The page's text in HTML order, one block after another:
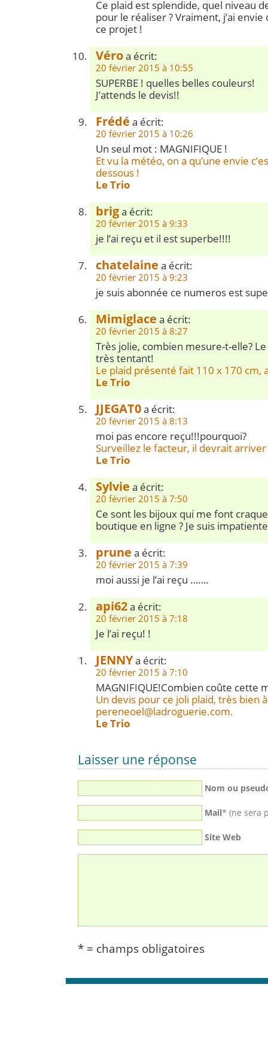
Ce plaid est splendide, quel niveau
pour le réaliser ? Vraiment, j’ai
ce projet !
Véroa écrit:
20 février 2015 à 10:55
SUPERBE ! quelles belles couleurs!
J’attends le devis!!
Frédé a écrit:
20 février 2015 à 10:26
Un seul mot : MAGNIFIQUE !
Et vu la météo, on a qu’une envie
dessous !
Le Trio
briga écrit:
20 février 2015 à 9:33
je l’ai reçu et il est superbe!!!!
chatelaine a écrit:
20 février 2015 à 9:23
je suis abonnée ce numeros est
Mimiglace a écrit:
20 février 2015 à 8:27
Très jolie, combien mesure-t-elle? Le
très tentant!
Le plaid présenté fait 110 x 170 cm,
Le Trio
JJEGAT0a écrit:
20 février 2015 à 8:13
moi pas encore reçu!!!pourquoi?
Surveillez le facteur, il devrait arriver
Le Trio
Sylvie a écrit:
20 février 2015 à 7:50
Ce sont les bijoux qui me font
boutique en ligne ? Je suis
prune a écrit:
20 février 2015 à 7:39
moi aussi je l’ai reçu …….
api62a écrit:
20 février 2015 à 7:18
Je l’ai reçu! !
JENNYa écrit:
20 février 2015 à 7:10
MAGNIFIQUE!Combien coûte cette
Un devis pour ce joli plaid, très bien
pereneoel@ladroguerie.com.
Le Trio
Laisser une réponse
Nom ou
Mail* (ne sera
Site Web
* = champs obligatoires